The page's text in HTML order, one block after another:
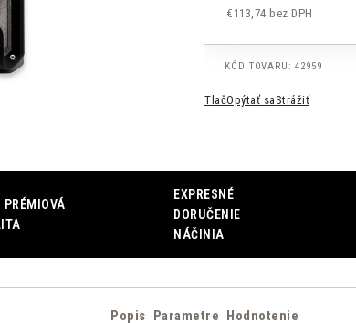
€113,74 bez DPH
KÓD TOVARU: 42959
TlačOpýtať sa Strážiť
PRÉMIOVÁ
EXPRESNÉ
DORUČENIE
NÁČINIA
Popis Parametre Hodnotenie